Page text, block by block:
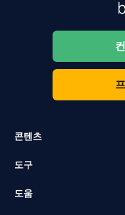
콘텐츠
도구
도움